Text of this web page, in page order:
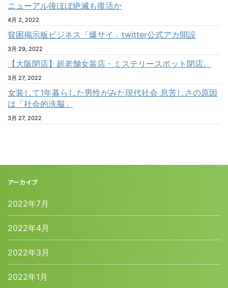
ニューアル後ほぼ絶滅も復活か
4月 2, 2022
貧困掲示板ビジネス「爆サイ」twitter公式アカ開設
3月 29, 2022
【大阪閉店】超老舗女装店・ミステリースポット閉店。
3月 27, 2022
女装して1年暮らした男性がみた現代社会 息苦しさの原因
は「社会的洗脳」
3月 27, 2022
アーカイブ
2022年7月
2022年4月
2022年3月
2022年1月